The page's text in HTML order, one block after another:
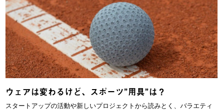
ウェアは変わるけど、スポーツ”用具”は？
スタートアップの活動や新しいプロジェクトから読みとく、バラエティ